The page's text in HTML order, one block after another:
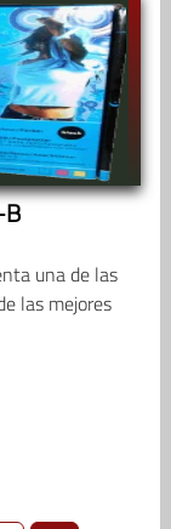
una de las
las mejores